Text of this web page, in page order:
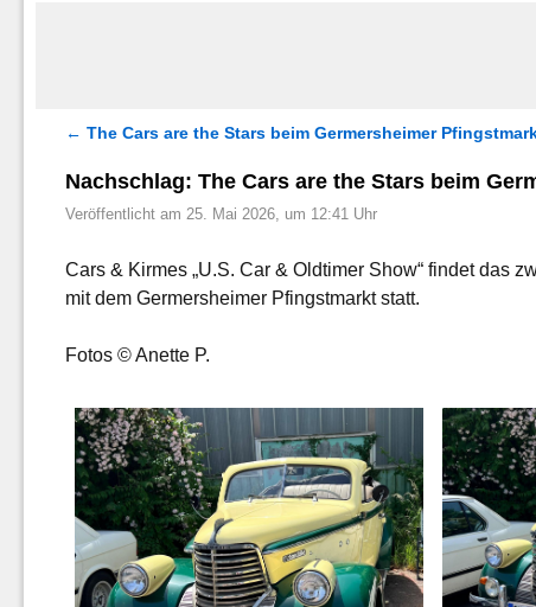
Artikelnavigation
← The Cars are the Stars beim Germersheimer
Nachschlag: The Cars are the Stars beim
Veröffentlicht am 25. Mai 2026, um 12:41 Uhr
Cars & Kirmes „U.S. Car & Oldtimer Show“ findet das
mit dem Germersheimer Pfingstmarkt statt.
Fotos © Anette P.